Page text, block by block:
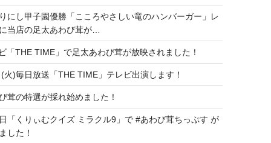
にし甲子園優勝「こころやさしい竜のハンバーガー」レ
当店の足太あわび茸が…
「THE TIME」で足太あわび茸が放映されました！
火)毎日放送「THE TIME」テレビ出演します！
茸の特選が採れ始めました！
「くりぃむクイズ ミラクル9」で #あわび茸ちっぷす が
した！